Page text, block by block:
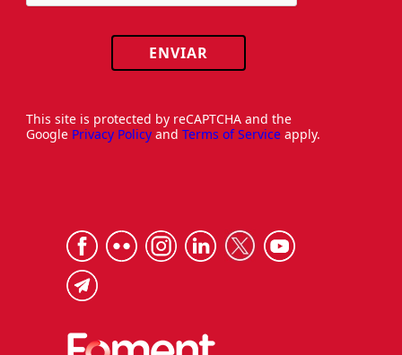
ENVIAR
This site is protected by reCAPTCHA and the
Google Privacy Policy and Terms of Service apply.